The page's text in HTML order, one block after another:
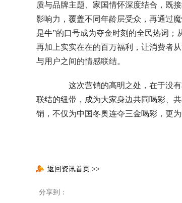
质与品牌主题、家国情怀深度结合，既
影响力，覆盖不同年龄层受众，再通过
是牛”的口号成为夺金时刻的全民热词；
再加上实实在在的百万福利，让消费者
与用户之间的情感联结。
这次营销的高明之处，在于没有
联结的纽带，成为大家身边共同喝彩、
销，不仅为中国冬奥连夺三金喝彩，更
返回资讯首页 >>
分享到：